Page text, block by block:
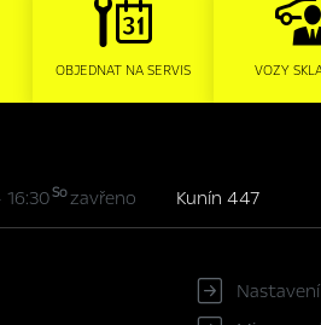
OBJEDNAT NA SERVIS VOZY
16:30Sozavřeno Kunín 447